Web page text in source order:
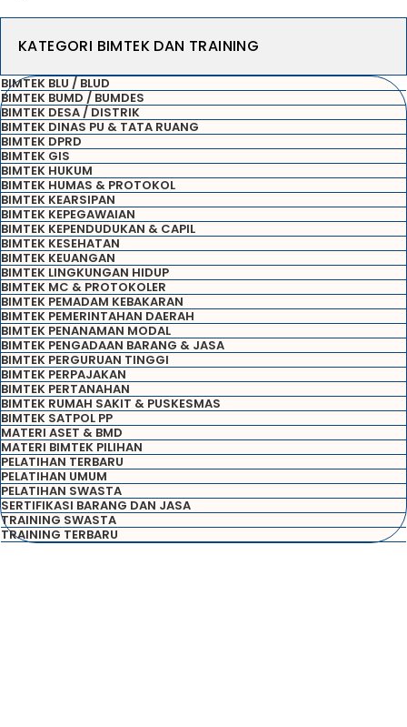
KATEGORI BIMTEK DAN TRAINING
BIMTEK BLU / BLUD
BIMTEK BUMD / BUMDES
BIMTEK DESA / DISTRIK
BIMTEK DINAS PU & TATA RUANG
BIMTEK DPRD
BIMTEK GIS
BIMTEK HUKUM
BIMTEK HUMAS & PROTOKOL
BIMTEK KEARSIPAN
BIMTEK KEPEGAWAIAN
BIMTEK KEPENDUDUKAN & CAPIL
BIMTEK KESEHATAN
BIMTEK KEUANGAN
BIMTEK LINGKUNGAN HIDUP
BIMTEK MC & PROTOKOLER
BIMTEK PEMADAM KEBAKARAN
BIMTEK PEMERINTAHAN DAERAH
BIMTEK PENANAMAN MODAL
BIMTEK PENGADAAN BARANG & JASA
BIMTEK PERGURUAN TINGGI
BIMTEK PERPAJAKAN
BIMTEK PERTANAHAN
BIMTEK RUMAH SAKIT & PUSKESMAS
BIMTEK SATPOL PP
MATERI ASET & BMD
MATERI BIMTEK PILIHAN
PELATIHAN TERBARU
PELATIHAN UMUM
PELATIHAN SWASTA
SERTIFIKASI BARANG DAN JASA
TRAINING SWASTA
TRAINING TERBARU